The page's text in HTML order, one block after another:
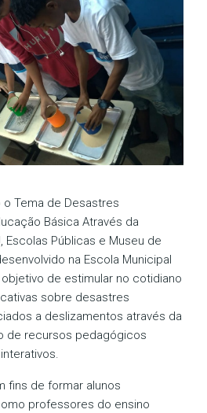
o Tema de Desastres
Básica Através da
Escolas Públicas e Museu de
na Escola Municipal
de estimular no cotidiano
sobre desastres
a deslizamentos através da
de recursos pedagógicos
fins de formar alunos
professores do ensino